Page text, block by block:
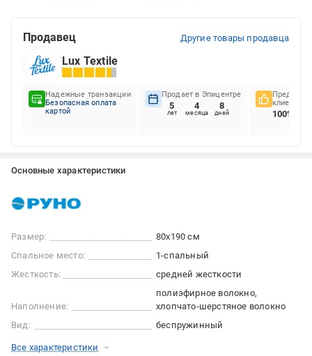
Продавец Другие товары продавца
Lux Textile
Надежные транзакции
Безопасная оплата
картой
Продает в Эпицентре
5
лет
4
месяца
8
дней
клиентов
100%
Основные характеристики
Размер:
80x190 см
Спальное место:
1-спальный
Жесткость:
средней жесткости
Наполнение:
полиэфирное волокно
хлопчато-шерстяное волокно
Вид:
беспружинный
Все характеристики